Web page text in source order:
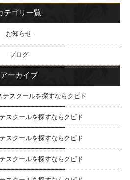
テゴリ一覧
お知らせ
ブログ
アーカイブ
テスクールを探すならクピド
スクールを探すならクピド
スクールを探すならクピド
スクールを探すならクピド